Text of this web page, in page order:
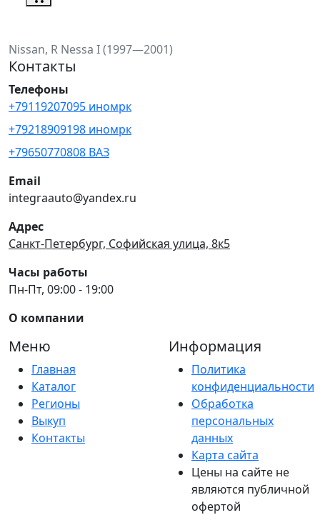
Nissan, R Nessa I (1997—2001)
Контакты
Телефоны
+79119207095 иномрк
+79218909198 иномрк
+79650770808 ВАЗ
Email
integraauto@yandex.ru
Адрес
Санкт-Петербург, Софийская улица, 8к5
Часы работы
Пн-Пт, 09:00 - 19:00
О компании
Меню
Главная
Каталог
Регионы
Выкуп
Контакты
Информация
Политика
конфиденциальности
Обработка
персональных
данных
Карта сайта
Цены на сайте не
являются публичной
офертой